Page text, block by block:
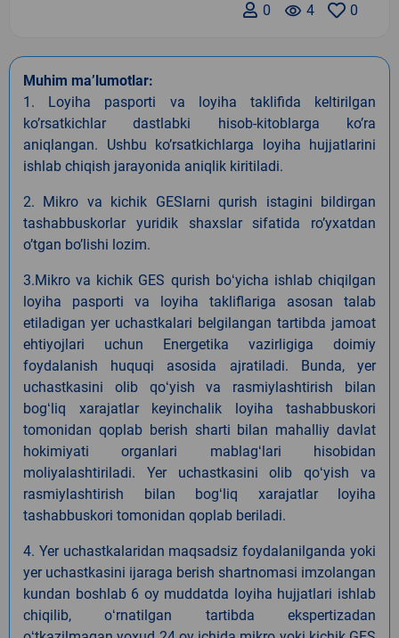
0
remove_red_eye 4
0
Muhim ma’lumotlar:
1. Loyiha pasporti va loyiha taklifida keltirilgan
koʼrsatkichlar dastlabki hisob-kitoblarga koʼra
aniqlangan. Ushbu koʼrsatkichlarga loyiha hujjatlarini
ishlab chiqish jarayonida aniqlik kiritiladi.
2. Mikro va kichik GESlarni qurish istagini bildirgan
tashabbuskorlar yuridik shaxslar sifatida roʼyxatdan
oʼtgan boʼlishi lozim.
3.Mikro va kichik GES qurish boʻyicha ishlab chiqilgan
loyiha pasporti va loyiha takliflariga asosan talab
etiladigan yer uchastkalari belgilangan tartibda jamoat
ehtiyojlari uchun Energetika vazirligiga doimiy
foydalanish huquqi asosida ajratiladi. Bunda, yer
uchastkasini olib qoʻyish va rasmiylashtirish bilan
bogʻliq xarajatlar keyinchalik loyiha tashabbuskori
tomonidan qoplab berish sharti bilan mahalliy davlat
hokimiyati organlari mablagʻlari hisobidan
moliyalashtiriladi. Yer uchastkasini olib qoʻyish va
rasmiylashtirish bilan bogʻliq xarajatlar loyiha
tashabbuskori tomonidan qoplab beriladi.
4. Yer uchastkalaridan maqsadsiz foydalanilganda yoki
yer uchastkasini ijaraga berish shartnomasi imzolangan
kundan boshlab 6 oy muddatda loyiha hujjatlari ishlab
chiqilib, oʻrnatilgan tartibda ekspertizadan